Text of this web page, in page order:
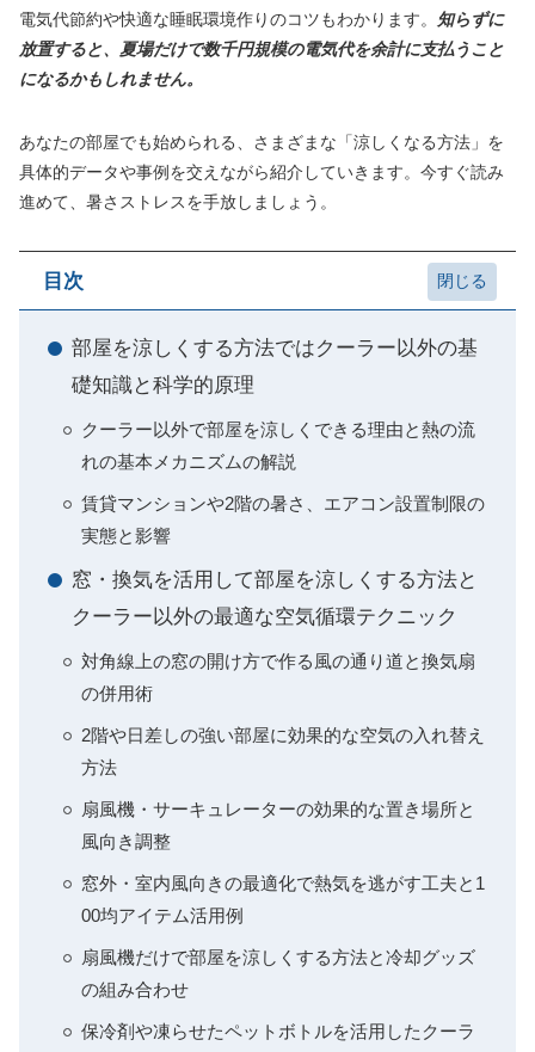
電気代節約や快適な睡眠環境作りのコツもわかります。 知らずに
放置すると、夏場だけで数千円規模の電気代を余計に支払うこと
になるかもしれません。
あなたの部屋でも始められる、さまざまな「涼しくなる方法」を
具体的データや事例を交えながら紹介していきます。今すぐ読み
進めて、暑さストレスを手放しましょう。
目次
部屋を涼しくする方法ではクーラー以外の基
礎知識と科学的原理
クーラー以外で部屋を涼しくできる理由と熱の流
れの基本メカニズムの解説
賃貸マンションや2階の暑さ、エアコン設置制限の
実態と影響
窓・換気を活用して部屋を涼しくする方法と
クーラー以外の最適な空気循環テクニック
対角線上の窓の開け方で作る風の通り道と換気扇
の併用術
2階や日差しの強い部屋に効果的な空気の入れ替え
方法
扇風機・サーキュレーターの効果的な置き場所と
風向き調整
窓外・室内風向きの最適化で熱気を逃がす工夫と1
00均アイテム活用例
扇風機だけで部屋を涼しくする方法と冷却グッズ
の組み合わせ
保冷剤や凍らせたペットボトルを活用したクーラ